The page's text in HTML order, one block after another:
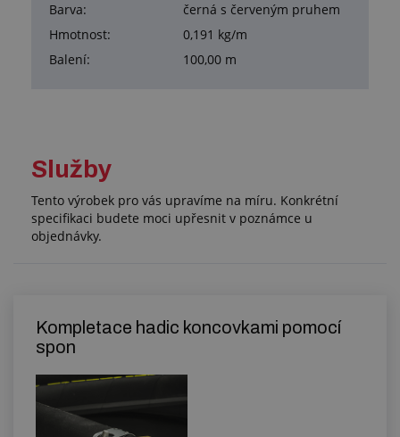
Barva:
černá s červeným pruhem
Hmotnost:
0,191 kg/m
Balení:
100,00 m
Služby
Tento výrobek pro vás upravíme na míru. Konkrétní
specifikaci budete moci upřesnit v poznámce u
objednávky.
Kompletace hadic koncovkami pomocí
spon